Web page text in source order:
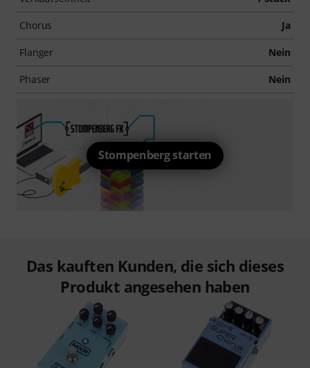
Chorus Ja
Flanger Nein
Phaser Nein
Stompenberg starten
Das kauften Kunden, die sich dieses
Produkt angesehen haben